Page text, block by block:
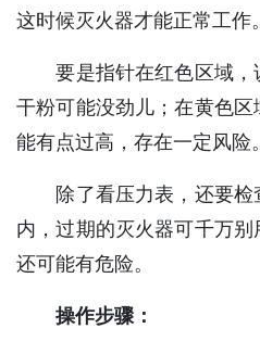
这时候灭火器才能正常工作。
要是指针在红色区域，
干粉可能没劲儿；在黄色
能有点过高，存在一定风险。
除了看压力表，还要检
内，过期的灭火器可千万别
还可能有危险。
操作步骤：